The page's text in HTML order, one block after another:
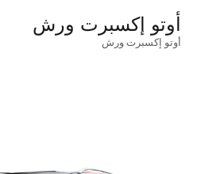
أوتو إكسبرت ورش
أوتو إكسبرت ورش